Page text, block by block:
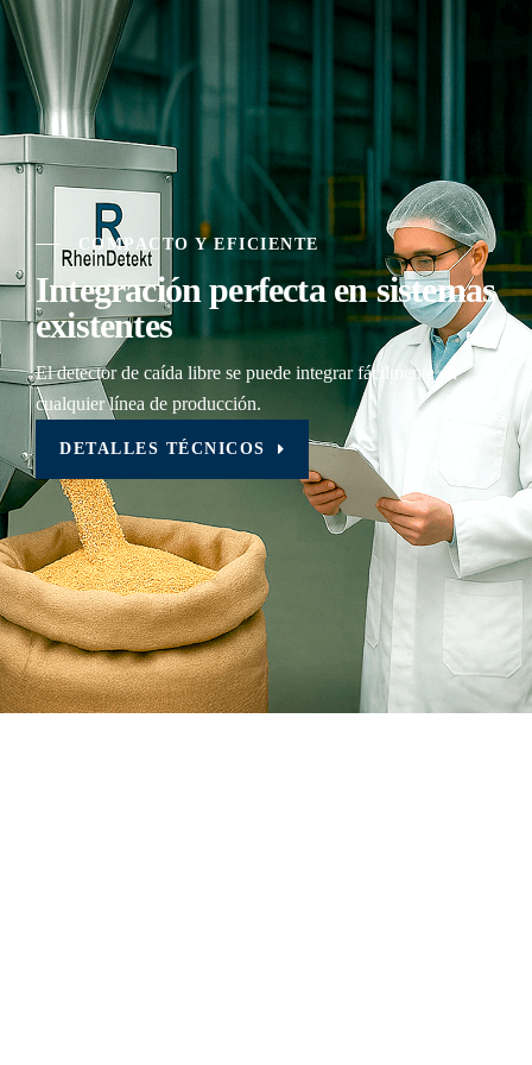
COMPACTO Y EFICIENTE
Integración perfecta en sistemas
existentes
El detector de caída libre se puede integrar fácilmente en
cualquier línea de producción.
DETALLES TÉCNICOS